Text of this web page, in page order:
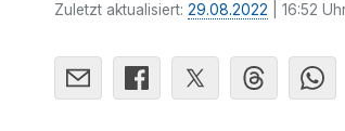
Zuletzt aktualisiert: 29.08.2022 | 16:52